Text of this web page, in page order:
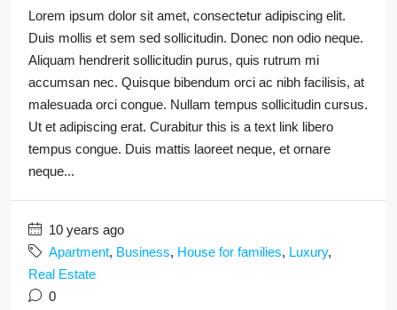
Lorem ipsum dolor sit amet, consectetur adipiscing elit.
Duis mollis et sem sed sollicitudin. Donec non odio neque.
Aliquam hendrerit sollicitudin purus, quis rutrum mi
accumsan nec. Quisque bibendum orci ac nibh facilisis, at
malesuada orci congue. Nullam tempus sollicitudin cursus.
Ut et adipiscing erat. Curabitur this is a text link libero
tempus congue. Duis mattis laoreet neque, et ornare
neque...
10 years ago
Apartment, Business, House for families, Luxury,
Real Estate
0